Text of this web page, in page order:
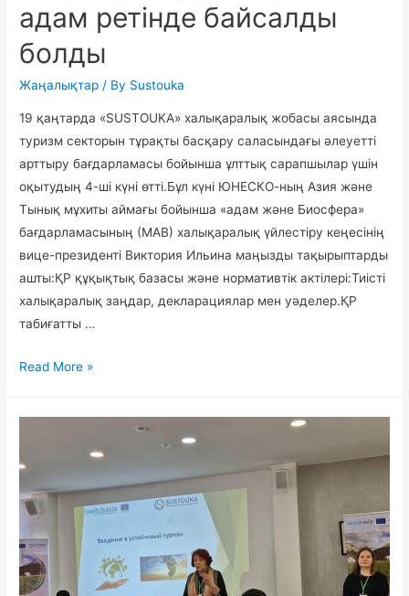
адам ретінде байсалды
болды
Жаңалықтар / By Sustouka
19 қаңтарда «SUSTOUKA» халықаралық жобасы аясында
туризм секторын тұрақты басқару саласындағы әлеуетті
арттыру бағдарламасы бойынша ұлттық сарапшылар үшін
оқытудың 4-ші күні өтті.Бұл күні ЮНЕСКО-ның Азия және
Тынық мұхиты аймағы бойынша «адам және Биосфера»
бағдарламасының (МАВ) халықаралық үйлестіру кеңесінің
вице-президенті Виктория Ильина маңызды тақырыптарды
ашты:ҚР құқықтық базасы және нормативтік актілері:Тиісті
халықаралық заңдар, декларациялар мен уәделер.ҚР
табиғатты …
Халықаралық
ретінде
болды
Read More »